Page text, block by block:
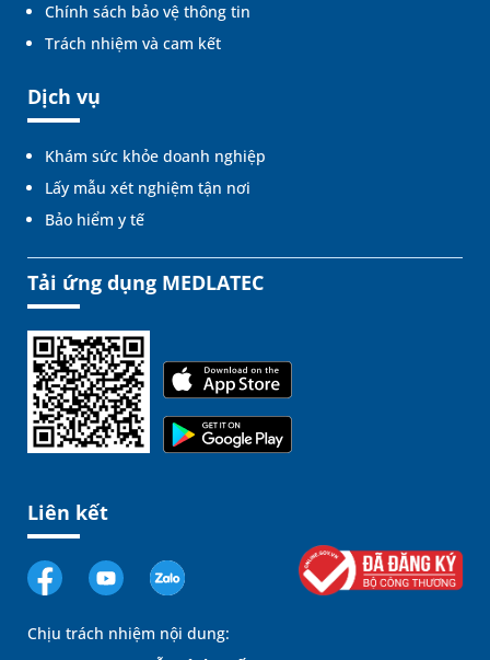
Chính sách bảo vệ thông tin
Trách nhiệm và cam kết
Dịch vụ
Khám sức khỏe doanh nghiệp
Lấy mẫu xét nghiệm tận nơi
Bảo hiểm y tế
Tải ứng dụng MEDLATEC
Liên kết
Chịu trách nhiệm nội dung: